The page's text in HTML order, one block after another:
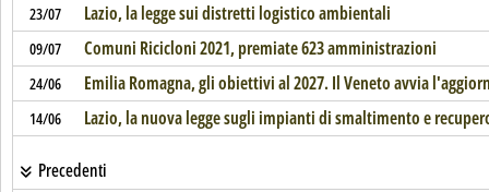
23/07 Lazio, la legge sui distretti logistico ambientali
09/07 Comuni Ricicloni 2021, premiate 623 amministrazioni
24/06 Emilia Romagna, gli obiettivi al 2027. Il Veneto avvia
14/06 Lazio, la nuova legge sugli impianti di smaltimento e
Precedenti